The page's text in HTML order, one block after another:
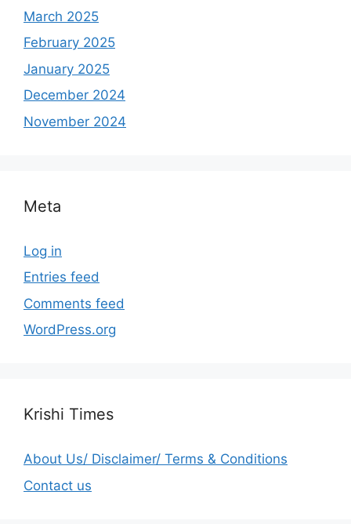
March 2025
February 2025
January 2025
December 2024
November 2024
Meta
Log in
Entries feed
Comments feed
WordPress.org
Krishi Times
About Us/ Disclaimer/ Terms & Conditions
Contact us